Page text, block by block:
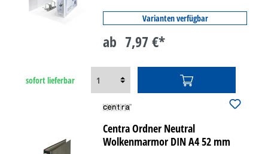
Varianten verfügbar
ab 7,97 €*
sofort lieferbar
Centra Ordner Neutral
Wolkenmarmor DIN A4 52 mm